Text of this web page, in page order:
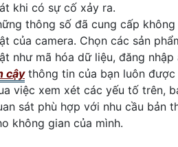
khi có sự cố xảy ra.
thông số đã cung cấp
của camera. Chọn các sản
như mã hóa dữ liệu, đăng
cậythông tin của bạn luôn được
việc xem xét các yếu tố trên,
sát phù hợp với nhu cầu bản
không gian của mình.